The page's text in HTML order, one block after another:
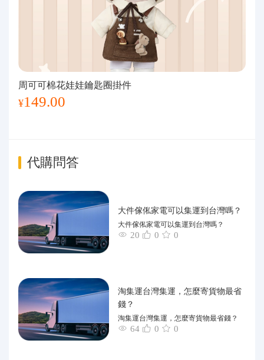
周可可棉花娃娃鑰匙圈掛件
¥149.00
代購問答
大件傢俬家電可以集運到台灣嗎？
大件傢俬家電可以集運到台灣嗎？
20 0 0
淘集運台灣集運，怎麼寄貨物最省
錢？
淘集運台灣集運，怎麼寄貨物最省錢？
64 0 0